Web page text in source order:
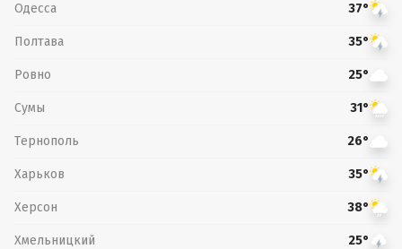
Одесса 37°
Полтава 35°
Ровно 25°
Сумы 31°
Тернополь 26°
Харьков 35°
Херсон 38°
Хмельницкий 25°